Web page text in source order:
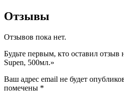
Отзывы
Отзывов пока нет.
Будьте первым, кто оставил
Supen, 500мл.»
Ваш адрес email не будет
помечены *